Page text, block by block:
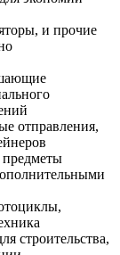
и прочие
отправления,
строительства,